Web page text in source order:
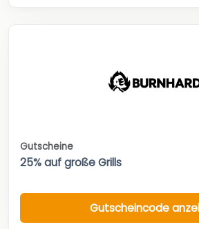
Gutscheine
25% auf große Grills
Gutscheincode